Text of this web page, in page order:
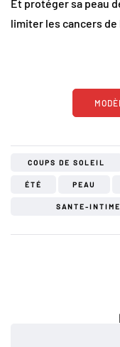
Et protéger sa peau
limiter les cancers de
COUPS DE SOLEIL
ÉTÉ PEAU
SANTE-